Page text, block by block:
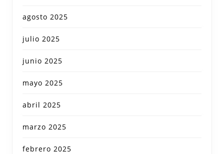
agosto 2025
julio 2025
junio 2025
mayo 2025
abril 2025
marzo 2025
febrero 2025